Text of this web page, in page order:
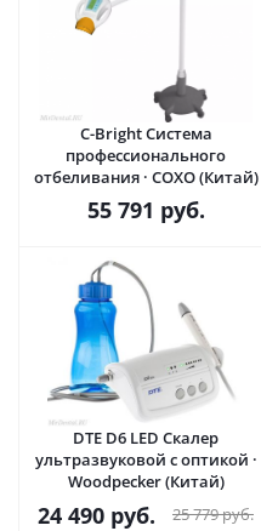
C-Bright Система
профессионального
отбеливания · COXO (Китай)
55 791 руб.
DTE D6 LED Скалер
ультразвуковой с оптикой ·
Woodpecker (Китай)
24 490 руб. 25 779руб.